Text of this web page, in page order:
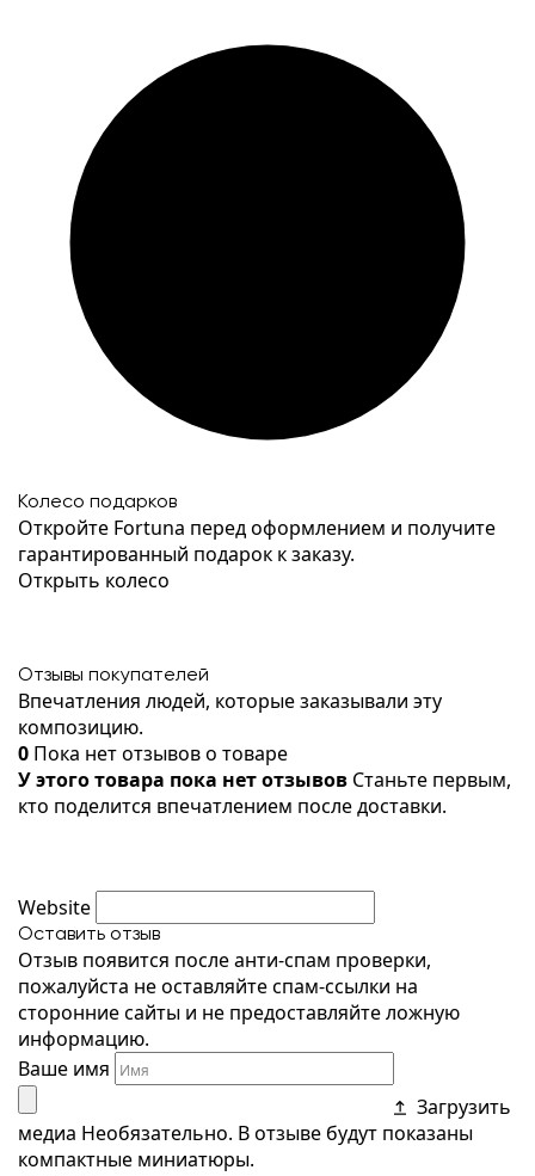
Колесо подарков
Откройте Fortuna перед оформлением и получите
гарантированный подарок к заказу.
Открыть колесо
Отзывы покупателей
Впечатления людей, которые заказывали эту
композицию.
0 Пока нет отзывов о товаре
У этого товара пока нет отзывов Станьте первым,
кто поделится впечатлением после доставки.
Website
Оставить отзыв
Отзыв появится после анти-спам проверки,
пожалуйста не оставляйте спам-ссылки на
сторонние сайты и не предоставляйте ложную
информацию.
Ваше имя
Загрузить
медиа Необязательно. В отзыве будут показаны
компактные миниатюры.